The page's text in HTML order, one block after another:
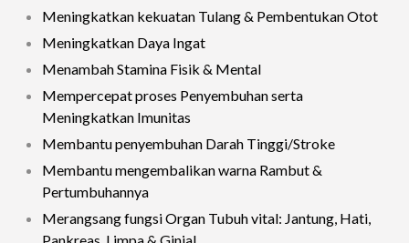
Meningkatkan kekuatan Tulang & Pembentukan Otot
Meningkatkan Daya Ingat
Menambah Stamina Fisik & Mental
Mempercepat proses Penyembuhan serta
Meningkatkan Imunitas
Membantu penyembuhan Darah Tinggi/Stroke
Membantu mengembalikan warna Rambut &
Pertumbuhannya
Merangsang fungsi Organ Tubuh vital: Jantung, Hati,